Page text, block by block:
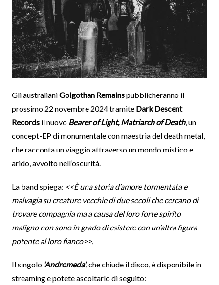
Gli australianiGolgothan Remainspubblicheranno il
prossimo 22 novembre 2024 tramite Dark Descent
Recordsil nuovo Bearer of Light, Matriarch of Death, un
concept-EP di monumentale con maestria del death metal,
che racconta un viaggio attraverso un mondo mistico e
arido, avvolto nell’oscurità.
La band spiega: <<È una storia d’amore tormentata e
malvagia su creature vecchie di due secoli che cercano di
trovare compagnia ma a causa del loro forte spirito
maligno non sono in grado di esistere con un’altra figura
potente al loro fianco>>.
Il singolo ‘Andromeda’, che chiude il disco, è disponibile in
streaming e potete ascoltarlo di seguito: